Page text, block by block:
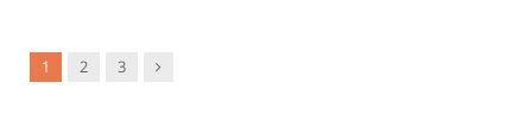
1 2 3 Nachfolger